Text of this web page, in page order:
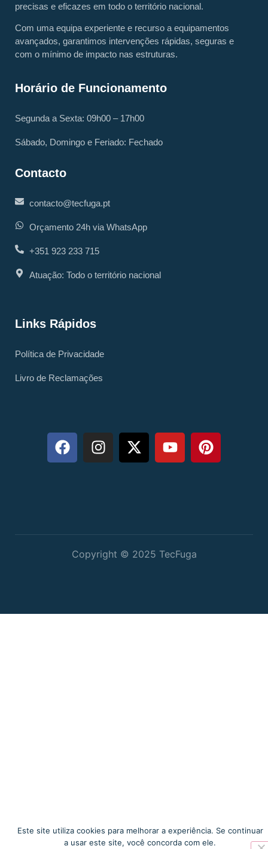
precisas e eficazes em todo o território nacional.
Com uma equipa experiente e recurso a equipamentos
avançados, garantimos intervenções rápidas, seguras e
com o mínimo de impacto nas estruturas.
Horário de Funcionamento
Segunda a Sexta: 09h00 – 17h00
Sábado, Domingo e Feriado: Fechado
Contacto
contacto@tecfuga.pt
Orçamento 24h via WhatsApp
+351 923 233 715
Atuação: Todo o território nacional
Links Rápidos
Política de Privacidade
Livro de Reclamações
Copyright © 2025 TecFuga
Este site utiliza cookies para melhorar a experiência. Se continuar
a usar este site, você concorda com ele.